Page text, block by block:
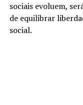
sociais evoluem,
de equilibrar
social.